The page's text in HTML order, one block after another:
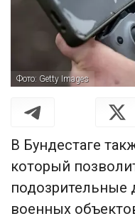
Фото: Getty Images
В Бундестаге
который
подозрительные
военных